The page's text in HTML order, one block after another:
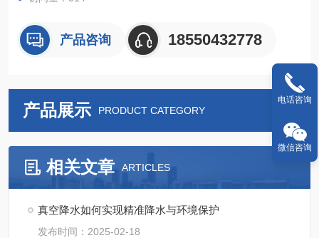
产品咨询 18550432778
产品展示 PRODUCT CATEGORY
相关文章 ARTICLES
真空降水如何实现精准降水与环境保护
发布时间：2025-02-18
电话咨询
微信咨询